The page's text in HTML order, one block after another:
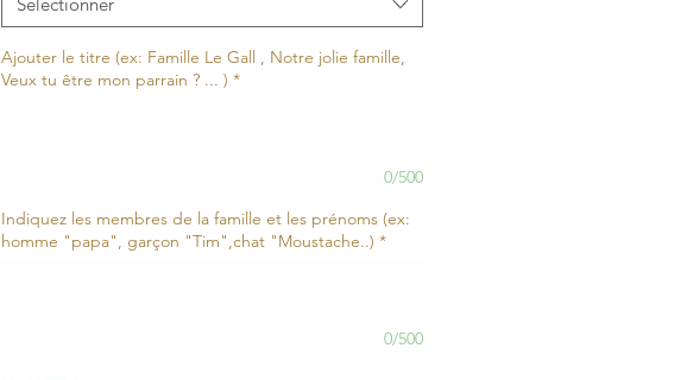
Ajouter le titre (ex: Famille Le Gall , Notre jolie famille,
Veux tu être mon parrain ? ... ) *
0/500
Indiquez les membres de la famille et les prénoms (ex:
homme "papa", garçon "Tim",chat "Moustache..) *
0/500